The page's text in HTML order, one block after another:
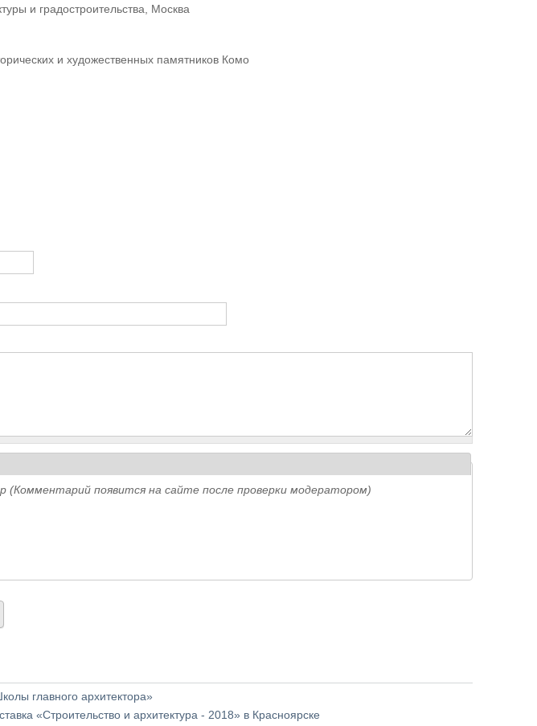
и градостроительства, Москва
и художественных памятников Комо
появится на сайте после проверки модератором)
главного архитектора»
«Строительство и архитектура - 2018» в Красноярске